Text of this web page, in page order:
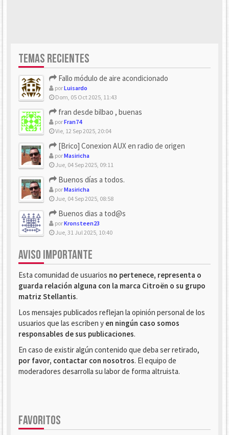
TEMAS RECIENTES
Fallo módulo de aire acondicionado
porLuisardo
Dom, 05 Oct 2025, 11:43
fran desde bilbao , buenas
porFran74
Vie, 12 Sep 2025, 20:04
[Brico] Conexion AUX en radio de origen
porMasiricha
Jue, 04 Sep 2025, 09:11
Buenos días a todos.
porMasiricha
Jue, 04 Sep 2025, 08:58
Buenos dias a tod@s
porKronsteen23
Jue, 31 Jul 2025, 10:40
AVISO IMPORTANTE
Esta comunidad de usuarios no pertenece, representa o
guarda relación alguna con la marca Citroën o su grupo
matriz Stellantis.
Los mensajes publicados reflejan la opinión personal de los
usuarios que las escriben y en ningún caso somos
responsables de sus publicaciones.
En caso de existir algún contenido que deba ser retirado,
por favor, contactar con nosotros. El equipo de
moderadores desarrolla su labor de forma altruista.
FAVORITOS